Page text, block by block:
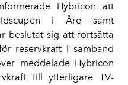
Hybricon att
i Åre samt
beslutat sig att fortsätta
reservkraft i samband
meddelade Hybricon
till ytterligare TV-